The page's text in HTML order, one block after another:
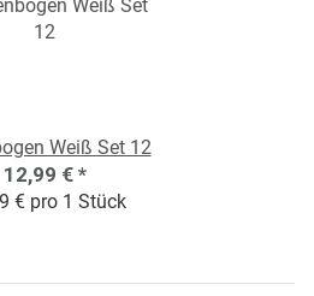
Weiß Set 12
12,99 € *
€ pro 1 Stück